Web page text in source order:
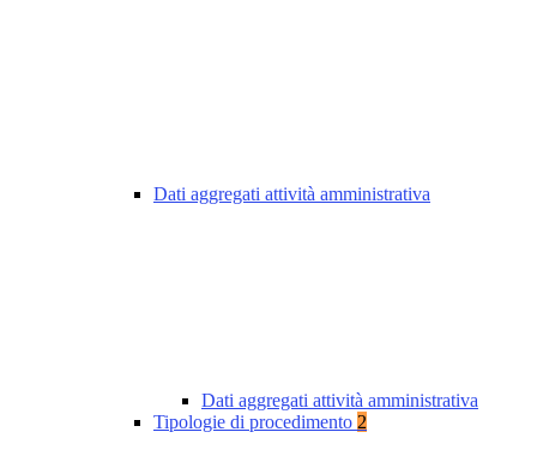
Dati aggregati attività amministrativa
Dati aggregati attività amministrativa
Tipologie di procedimento 2